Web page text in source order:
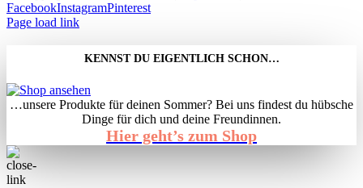
FacebookInstagramPinterest
Page load link
KENNST DU EIGENTLICH SCHON…
…unsere Produkte für deinen Sommer? Bei uns findest du hübsche
Dinge für dich und deine Freundinnen.
Hier geht’s zum Shop